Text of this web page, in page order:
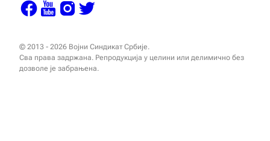
© 2013 - 2026 Војни Синдикат Србије.
Сва права задржана. Репродукција у целини или делимично без
дозволе је забрањена.